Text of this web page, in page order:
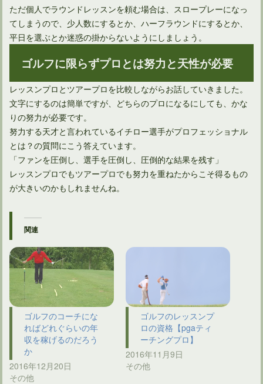
ただ個人でラウンドレッスンを頼む場合は、スロープレーになっ
てしまうので、少人数にするとか、ハーフラウンドにするとか、
平日を選ぶとか迷惑の掛からないようにしましょう。
ゴルフに限らずプロとは努力と天性が必要
レッスンプロとツアープロを比較しながらお話していきました。
文字にするのは簡単ですが、どちらのプロになるにしても、かな
りの努力が必要です。
努力する天才と言われているイチロー選手がプロフェッショナル
とは？の質問にこう答えています。
「ファンを圧倒し、選手を圧倒し、圧倒的な結果を残す」
レッスンプロでもツアープロでも努力を重ねたからこそ得るもの
が大きいのかもしれませんね。
関連
ゴルフのコーチにな
ればどれぐらいの年
収を稼げるのだろう
か
2016年12月20日
その他
ゴルフのレッスンプ
ロの資格【pgaティ
ーチングプロ】
2016年11月9日
その他